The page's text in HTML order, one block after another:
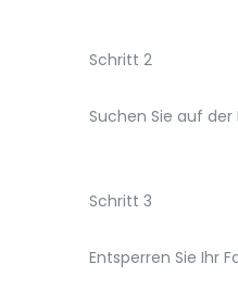
Schritt 2
Suchen Sie auf
Schritt 3
Entsperren Sie Ihr